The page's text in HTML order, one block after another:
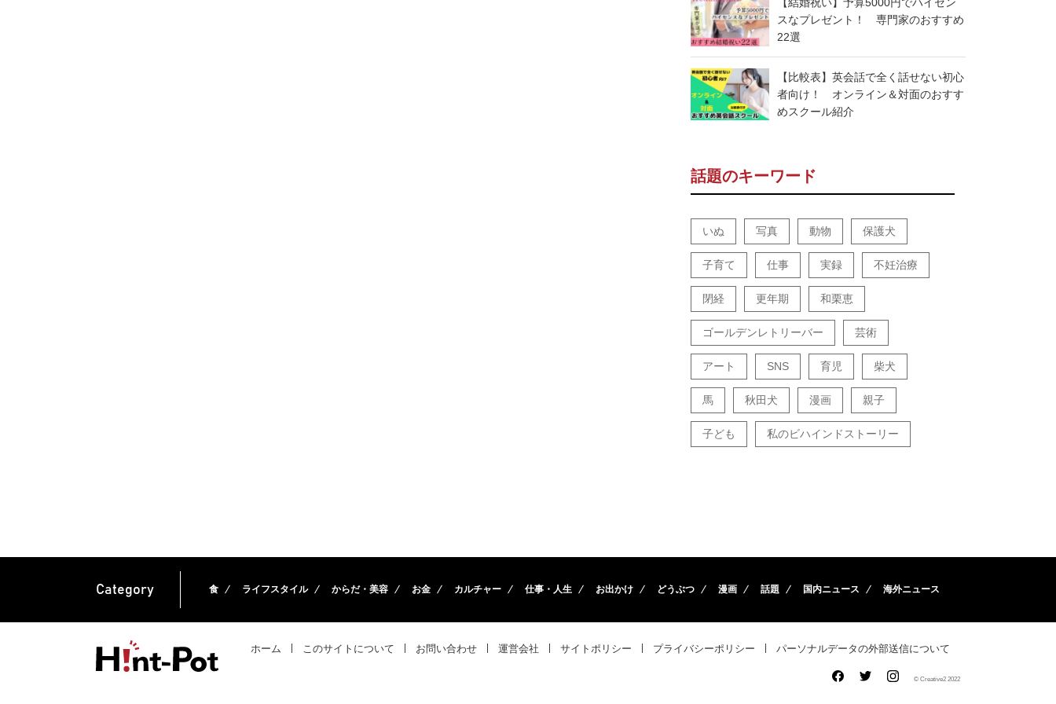
スなプレゼント！ 専門家のおすすめ
22選
【比較表】英会話で全く話せない初心
者向け！ オンライン＆対面のおすす
めスクール紹介
話題のキーワード
いぬ 写真 動物 保護犬
子育て 仕事 実録 不妊治療
閉経 更年期 和栗恵
ゴールデンレトリーバー 芸術
アート SNS 育児 柴犬
馬 秋田犬 漫画 親子
子ども 私のビハインドストーリー
Category 食 ライフスタイル からだ・美容 お金 カルチャー 仕事・人生 お出かけ どうぶつ 漫画 話題 国内ニュース 海外ニュース
ホーム このサイトについて お問い合わせ 運営会社 サイトポリシー プライバシーポリシー パーソナルデータの外部送信について
© Creative2 2022